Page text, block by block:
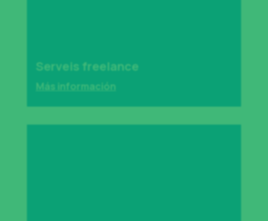
Serveis freelance
Más información